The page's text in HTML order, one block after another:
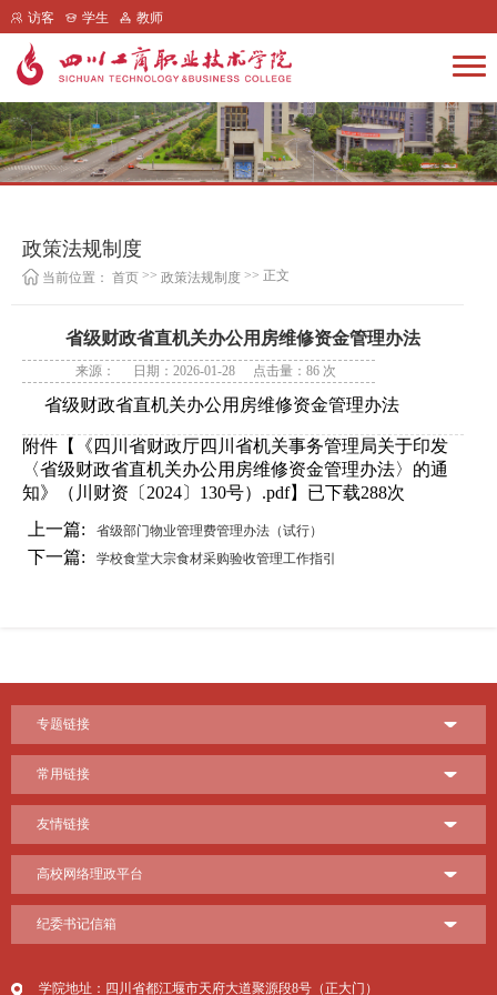
访客 学生 教师
政策法规制度
当前位置： 首页 >> 政策法规制度 >> 正文
省级财政省直机关办公用房维修资金管理办法
来源： 日期：2026-01-28 点击量： 86 次
省级财政省直机关办公用房维修资金管理办法
附件【
《四川省财政厅四川省机关事务管理局关于印发
〈省级财政省直机关办公用房维修资金管理办法〉的通
知》（川财资〔2024〕130号）.pdf】已下载288次
上一篇:
省级部门物业管理费管理办法（试行）
下一篇: 学校食堂大宗食材采购验收管理工作指引
专题链接
常用链接
友情链接
高校网络理政平台
纪委书记信箱
学院地址：四川省都江堰市天府大道聚源段8号（正大门）